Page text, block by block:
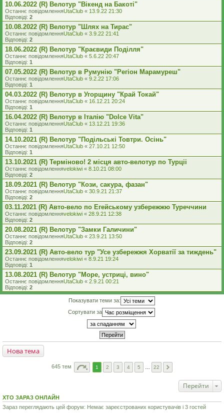
10.06.2022 (R) Велотур "Вікенд на Бакоті"
Останнє повідомленняUtaClub « 13.9.22 21:30
Відповіді: 2
10.08.2022 (R) Велотур "Шлях на Тирас"
Останнє повідомленняUtaClub « 3.9.22 21:41
Відповіді: 2
18.06.2022 (R) Велотур "Краєвиди Поділля"
Останнє повідомленняUtaClub « 5.6.22 20:47
Відповіді: 1
07.05.2022 (R) Велотур в Румунію "Регіон Марамуреш"
Останнє повідомленняUtaClub « 9.2.22 17:06
Відповіді: 1
04.03.2022 (R) Велотур в Угорщину "Край Токай"
Останнє повідомленняUtaClub « 16.12.21 20:24
Відповіді: 1
16.04.2022 (R) Велотур в Італію "Dolce Vita"
Останнє повідомленняUtaClub « 13.12.21 19:36
Відповіді: 1
14.10.2021 (R) Велотур "Подільські Товтри. Осінь"
Останнє повідомленняUtaClub « 27.10.21 12:50
Відповіді: 1
13.10.2021 (R) Терміново! 2 місця авто-велотур по Турціі
Останнє повідомленняvelokiwi « 8.10.21 08:00
Відповіді: 2
18.09.2021 (R) Велотур "Кози, сакура, фазан"
Останнє повідомленняUtaClub « 30.9.21 21:37
Відповіді: 2
03.11.2021 (R) Авто-вело по Егейському узбережжю Туреччини
Останнє повідомленняvelokiwi « 28.9.21 12:38
Відповіді: 2
20.08.2021 (R) Велотур "Замки Галичини"
Останнє повідомленняUtaClub « 23.9.21 13:50
Відповіді: 2
23.09.2021 (R) Авто-вело тур "Усе узбережжя Хорватії за тиждень"
Останнє повідомленняvelokiwi « 8.9.21 19:24
Відповіді: 1
13.08.2021 (R) Велотур "Море, устриці, вино"
Останнє повідомленняUtaClub « 2.9.21 00:21
Відповіді: 2
Показувати теми за:
Сортувати за
Нова тема
645 тем 1 2 3 4 5 22
Перейти
ХТО ЗАРАЗ ОНЛАЙН
Зараз переглядають цей форум: Немає зареєстрованих користувачів і 3 гостей